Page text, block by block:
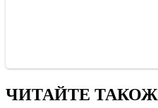
ЧИТАЙТЕ ТАКОЖ